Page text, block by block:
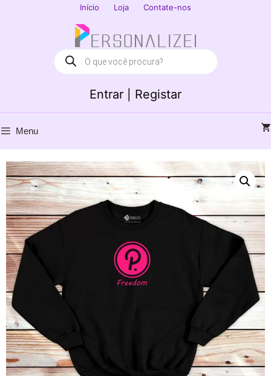
Início Loja Contate-nos
Entrar | Registar
Products
search
Menu